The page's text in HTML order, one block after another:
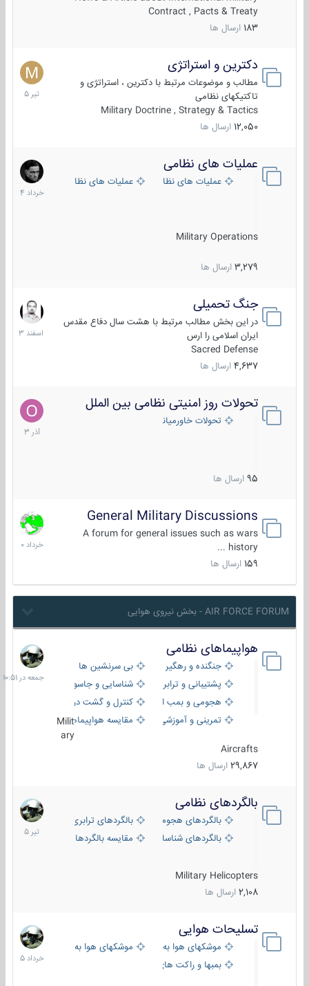
Contract , Pacts & Treaty
183 ارسال ها
دکترین و استراتژی
مطالب و موضوعات مرتبط با دکترین ، استراتژی و
تاکتیکهای نظامی
Military Doctrine , Strategy & Tactics
12,050 ارسال ها
27
تیر
1405
عملیات های نظامی
عملیات های نظامی ایرانعملیات های نظامی خارجی
Military Operations
3,279 ارسال ها
5
خرداد
1404
جنگ تحمیلی
در این بخش مطالب مرتبط با هشت سال دفاع مقدس
ایران اسلامی را ارس
Sacred Defense
4,637 ارسال ها
20
اسفند
1403
تحولات روز امنیتی نظامی بین الملل
تحولات خاورمیانه
95 ارسال ها
21
آذر
1403
General Military Discussions
A forum for general issues such as wars
history ...
159 ارسال ها
10
خرداد
1400
AIR FORCE FORUM - بخش نیروی هوایی
هواپیماهای نظامی
جنگنده و رهگیر
بی سرنشین ها
پشتیبانی و ترابری
شناسایی و جاسوسی
هجومی و بمب افکن
کنترل و گشت دریایی
تمرینی و آموزشی
مقایسه هواپیماهاMilit
ary
Aircrafts
29,867 ارسال ها
جمعه
در
10:51
بالگردهای نظامی
بالگردهای هجومی
بالگردهای ترابری
بالگردهای شناسایی
مقایسه بالگردها
Military Helicopters
2,108 ارسال ها
22
تیر
1405
تسلیحات هوایی
موشکهای هوا به هوا
موشکهای هوا به سطح
بمبها و راکت های هوایی
30
خرداد
1405